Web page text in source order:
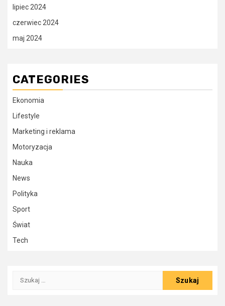
lipiec 2024
czerwiec 2024
maj 2024
CATEGORIES
Ekonomia
Lifestyle
Marketing i reklama
Motoryzacja
Nauka
News
Polityka
Sport
Świat
Tech
Szukaj: